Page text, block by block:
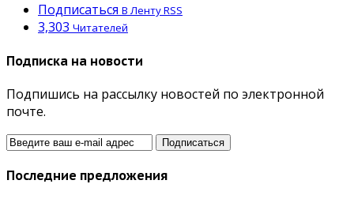
Подписаться В Ленту RSS
3,303 Читателей
Подписка на новости
Подпишись на рассылку новостей по электронной
почте.
Последние предложения